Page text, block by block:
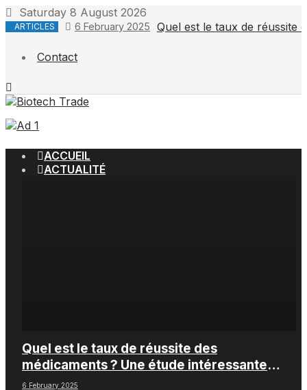
Saturday 8 August 2026
ARTICLES 6 February 2025 Quel est le taux de réussite
Contact
ACCUEIL
ACTUALITÉ
Quel est le taux de réussite des
médicaments ? Une étude intéressante
chez les Big Pharmas
6 February 2025